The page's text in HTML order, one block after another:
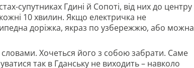
супутниках Гдині й Сопоті, від них до центру
10 хвилин. Якщо електричка не
доріжка, якраз по узбережжю, або можна
словами. Хочеться його з собою забрати. Саме
так в Гданську не виходить – навколо